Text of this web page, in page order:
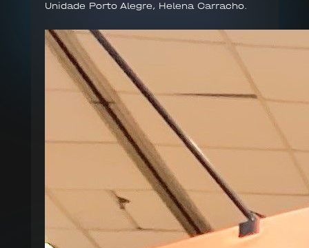
Unidade Porto Alegre, Helena Carracho.